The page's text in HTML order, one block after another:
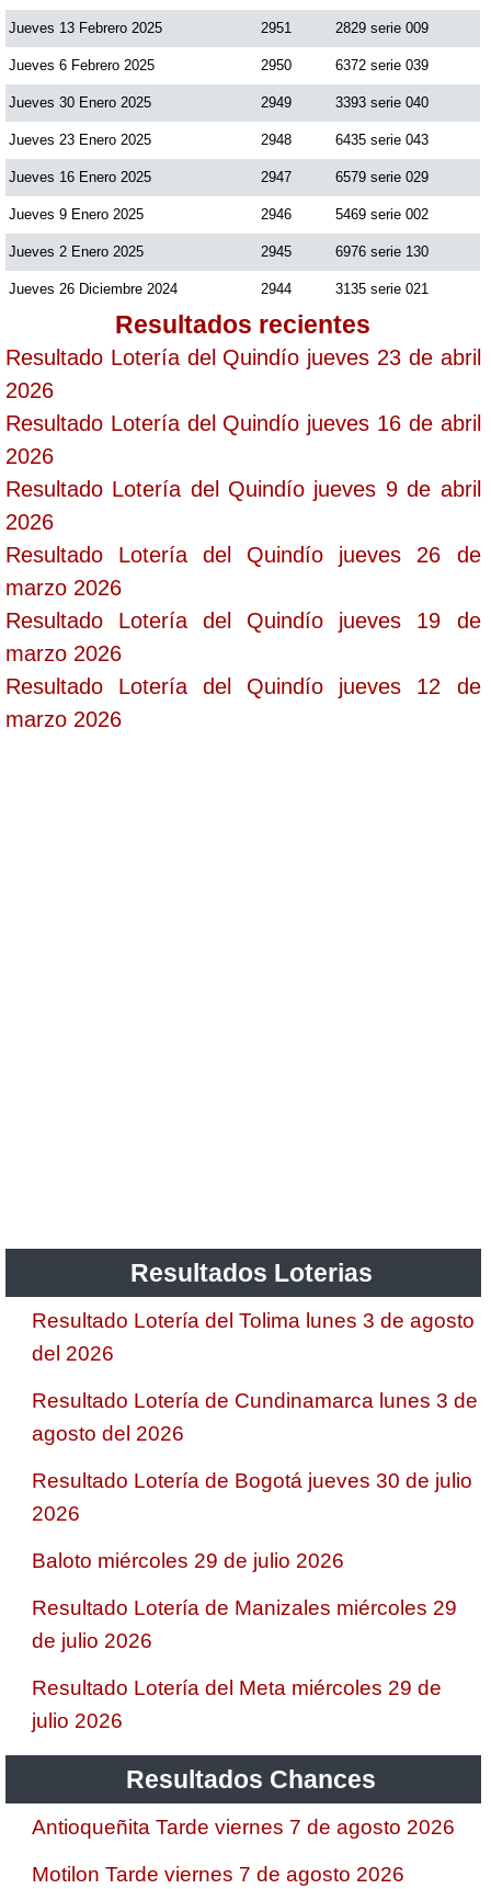
Jueves 13 Febrero 2025 2951 2829 serie 009
Jueves 6 Febrero 2025 2950 6372 serie 039
Jueves 30 Enero 2025 2949 3393 serie 040
Jueves 23 Enero 2025 2948 6435 serie 043
Jueves 16 Enero 2025 2947 6579 serie 029
Jueves 9 Enero 2025 2946 5469 serie 002
Jueves 2 Enero 2025 2945 6976 serie 130
Jueves 26 Diciembre 2024 2944 3135 serie 021
Resultados recientes
Resultado Lotería del Quindío jueves 23 de abril
2026
Resultado Lotería del Quindío jueves 16 de abril
2026
Resultado Lotería del Quindío jueves 9 de abril
2026
Resultado Lotería del Quindío jueves 26 de
marzo 2026
Resultado Lotería del Quindío jueves 19 de
marzo 2026
Resultado Lotería del Quindío jueves 12 de
marzo 2026
Resultados Loterias
Resultado Lotería del Tolima lunes 3 de agosto
del 2026
Resultado Lotería de Cundinamarca lunes 3 de
agosto del 2026
Resultado Lotería de Bogotá jueves 30 de julio
2026
Baloto miércoles 29 de julio 2026
Resultado Lotería de Manizales miércoles 29
de julio 2026
Resultado Lotería del Meta miércoles 29 de
julio 2026
Resultados Chances
Antioqueñita Tarde viernes 7 de agosto 2026
Motilon Tarde viernes 7 de agosto 2026